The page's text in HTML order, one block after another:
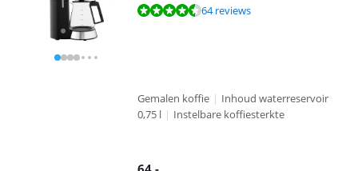
Beoordeling is 8,8 van de 10, gebaseerd op 64 reviews.
64 reviews
Gemalen koffie | Inhoud waterreservoir
0,75 l | Instelbare koffiesterkte